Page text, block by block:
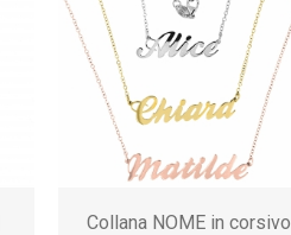
Collana NOME in corsivo